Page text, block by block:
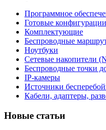
Программное
Готовые конфигурации
Комплектующие
Беспроводные
Ноутбуки
Сетевые накопители
Беспроводные точки
IP-камеры
Источники
Кабели, адаптеры,
Новые статьи